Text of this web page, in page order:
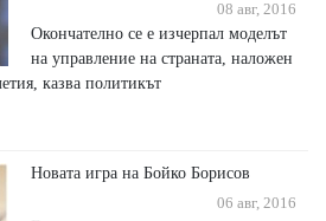
08 авг, 2016
Окончателно се е изчерпал моделът
на управление на страната, наложен
казва политикът
Новата игра на Бойко Борисов
06 авг, 2016